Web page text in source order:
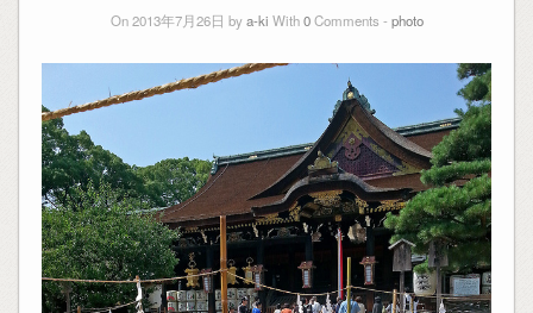
On 2013年7月26日 bya-ki With0Comments - photo